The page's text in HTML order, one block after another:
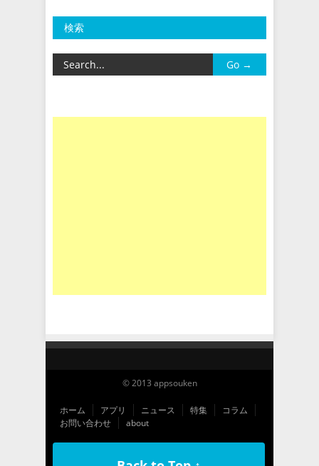
検索
© 2013 appsouken
ホーム アプリ ニュース 特集
コラム
お問い合わせ
about